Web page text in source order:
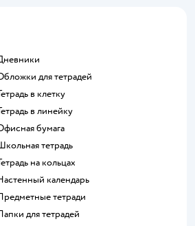
Дневники
Обложки для тетрадей
Тетрадь в клетку
Тетрадь в линейку
Офисная бумага
Школьная тетрадь
Тетрадь на кольцах
Настенный календарь
Предметные тетради
Папки для тетрадей